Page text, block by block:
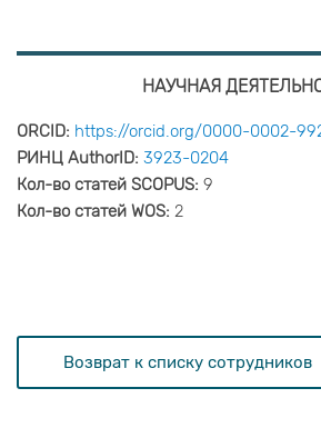
НАУЧНАЯ
ORCID: https://orcid.org/0000-0002-
РИНЦ AuthorID: 3923-0204
Кол-во статей SCOPUS: 9
Кол-во статей WOS: 2
Возврат к списку сотрудников